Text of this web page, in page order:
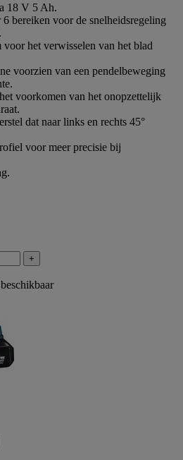
18 V 5 Ah.
bereiken voor de snelheidsregeling
voor het verwisselen van het blad
voorzien van een pendelbeweging
voorkomen van het onopzettelijk
dat naar links en rechts 45°
voor meer precisie bij
+